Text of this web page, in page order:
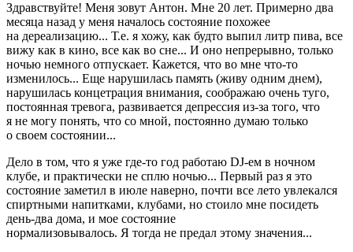
Здравствуйте! Меня зовут Антон. Мне 20 лет. Примерно два
месяца назад у меня началось состояние похожее
на дереализацию... Т.е. я хожу, как будто выпил литр пива, все
вижу как в кино, все как во сне... И оно непрерывно, только
ночью немного отпускает. Кажется, что во мне что-то
изменилось... Еще нарушилась память (живу одним днем),
нарушилась концетрация внимания, соображаю очень туго,
постоянная тревога, развивается депрессия из-за того, что
я не могу понять, что со мной, постоянно думаю только
о своем состоянии...
Дело в том, что я уже где-то год работаю DJ-ем в ночном
клубе, и практически не сплю ночью... Первый раз я это
состояние заметил в июле наверно, почти все лето увлекался
спиртными напитками, клубами, но стоило мне посидеть
день-два дома, и мое состояние
нормализовывалось. Я тогда не предал этому значения...